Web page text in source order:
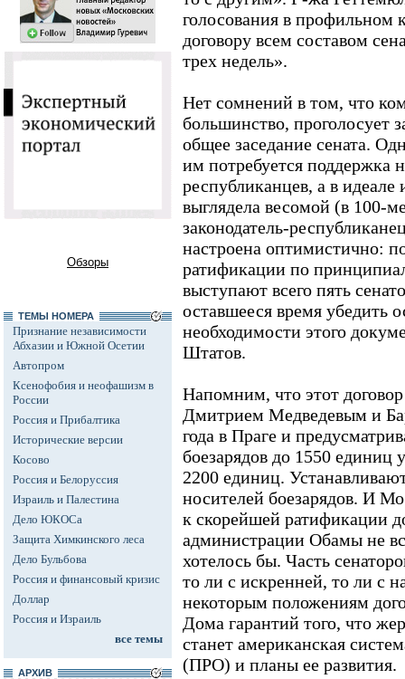
Обзоры
ТЕМЫ НОМЕРА
Признание независимости
Абхазии и Южной Осетии
Автопром
Ксенофобия и неофашизм в
России
Россия и Прибалтика
Исторические версии
Косово
Россия и Белоруссия
Израиль и Палестина
Дело ЮКОСа
Защита Химкинского леса
Дело Бульбова
Россия и финансовый кризис
Доллар
Россия и Израиль
все темы
АРХИВ
голосования в профильном
договору всем составом
трех недель».
Нет сомнений в том, что
большинство, проголосует
общее заседание сената.
им потребуется поддержка
республиканцев, а в
выглядела весомой (в 100-
законодатель-
настроена оптимистично:
ратификации по
выступают всего пять
оставшееся время убедить
необходимости этого
Штатов.
Напомним, что этот
Дмитрием Медведевым и
года в Праге и
боезарядов до 1550
2200 единиц.
носителей боезарядов. И
к скорейшей ратификации
администрации Обамы не
хотелось бы. Часть
то ли с искренней, то ли с
некоторым положениям
Дома гарантий того, что
станет американская
(ПРО) и планы ее развития.